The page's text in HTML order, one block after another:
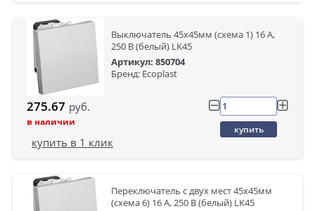
Выключатель 45х45мм (схема 1) 16 A,
250 B (белый) LK45
Артикул: 850704
Бренд: Ecoplast
275.67 руб.
в наличии
купить
купить в 1 клик
Переключатель с двух мест 45х45мм
(схема 6) 16 A, 250 B (белый) LK45